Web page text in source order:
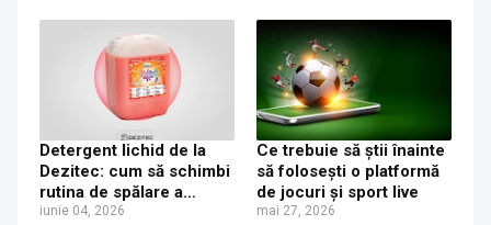
Detergent lichid de la
Dezitec: cum să schimbi
rutina de spălare a
rufelor în toată România?
iunie 04, 2026
Ce trebuie să știi înainte
să folosești o platformă
de jocuri și sport live
mai 27, 2026